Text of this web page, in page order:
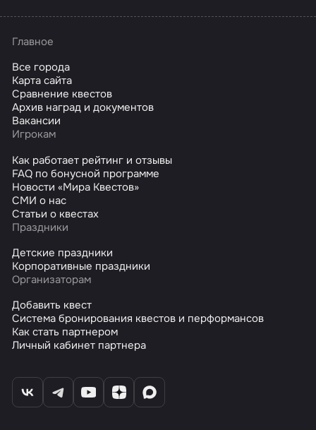
Главное
Все города
Карта сайта
Сравнение квестов
Архив наград и документов
Вакансии
Игрокам
Как работает рейтинг и отзывы
FAQ по бонусной программе
Новости «Мира Квестов»
СМИ о нас
Статьи о квестах
Праздники
Детские праздники
Корпоративные праздники
Организаторам
Добавить квест
Система бронирования квестов и перформансов
Как стать партнером
Личный кабинет партнера